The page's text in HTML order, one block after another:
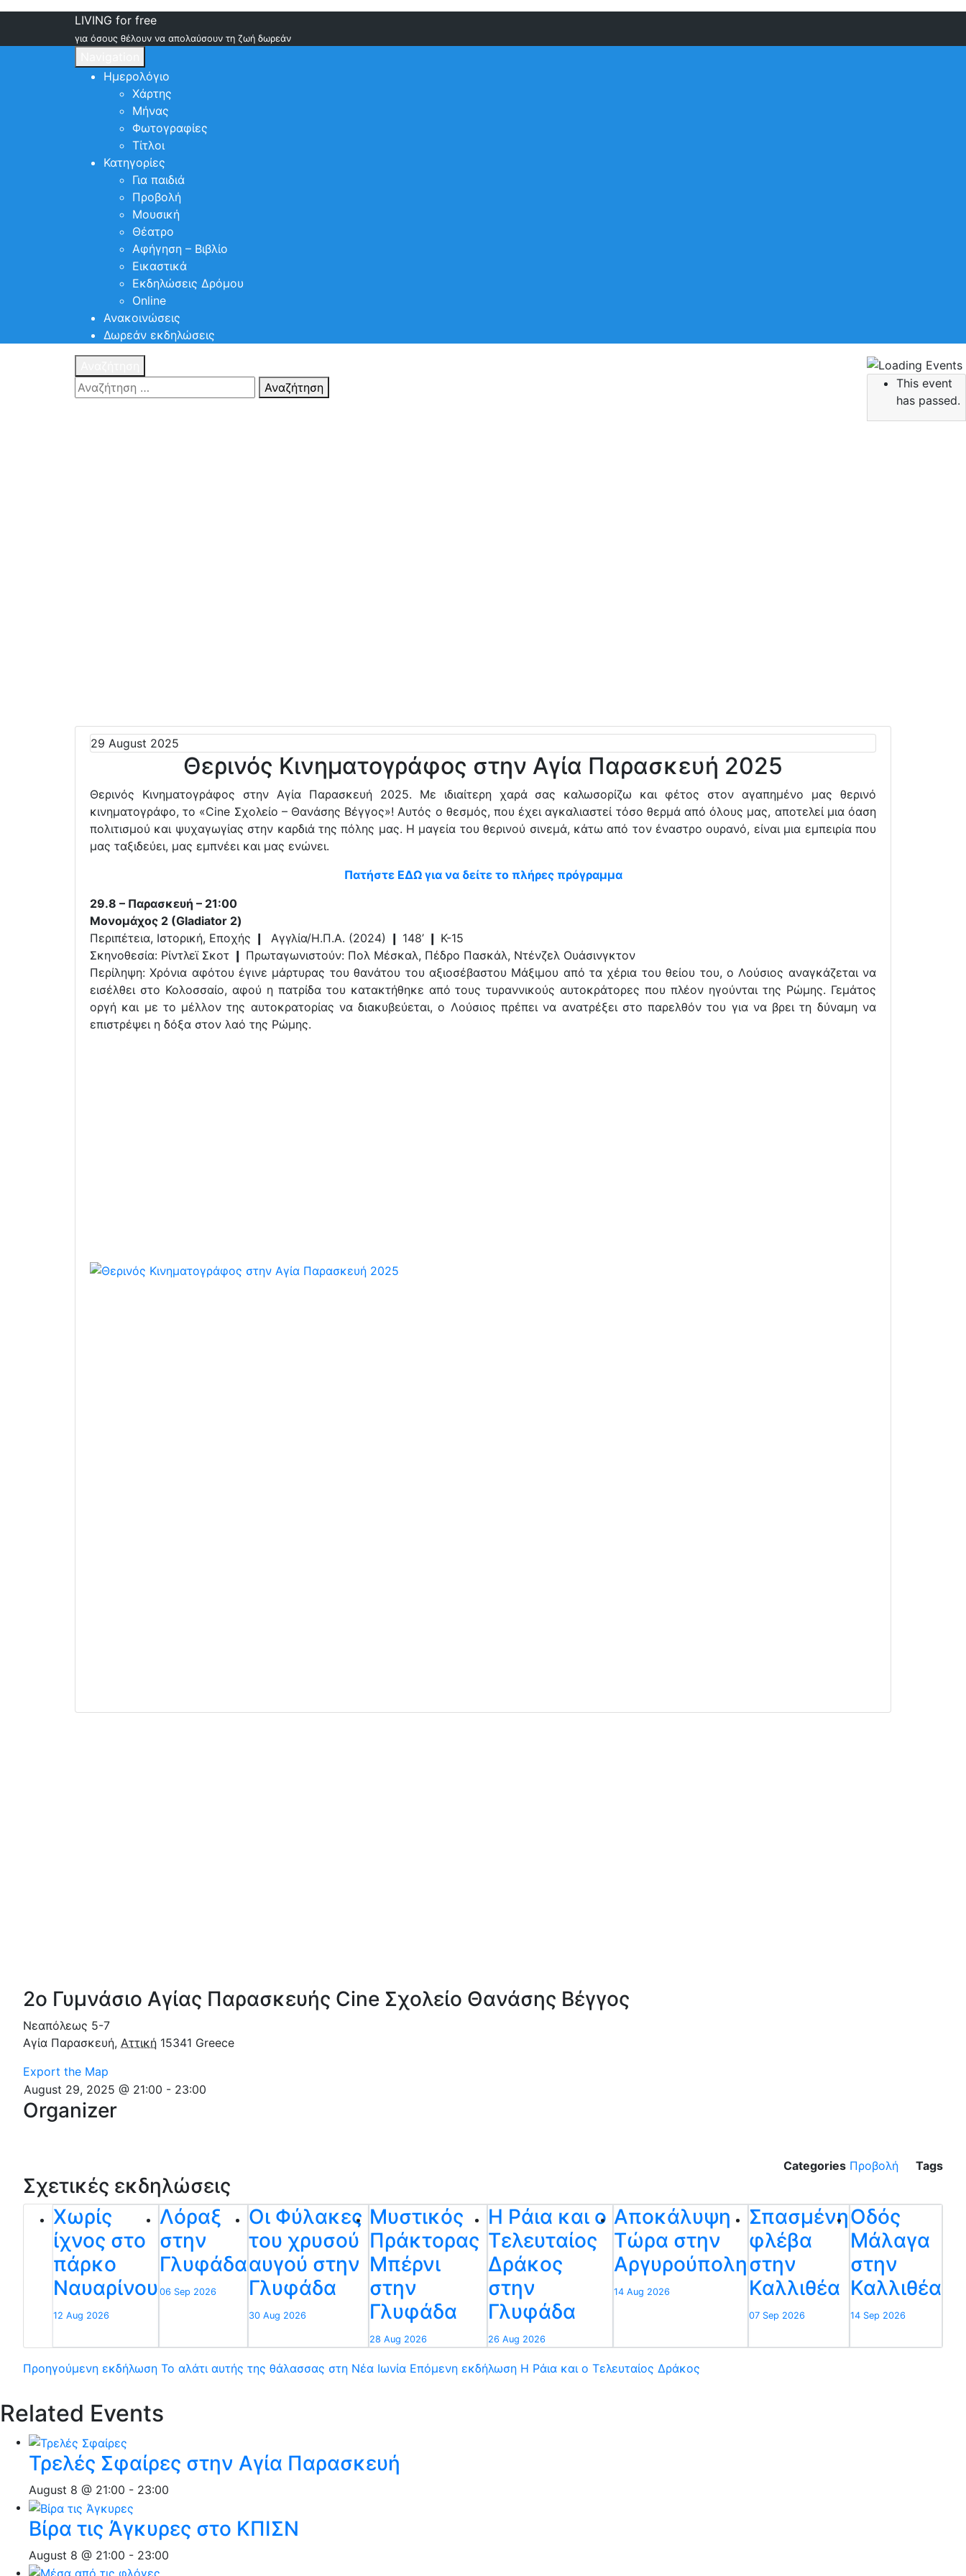
LIVING for free
για όσους θέλουν να απολαύσουν τη ζωή δωρεάν
Ημερολόγιο
Χάρτης
Μήνας
Φωτογραφίες
Τίτλοι
Κατηγορίες
Για παιδιά
Προβολή
Μουσική
Θέατρο
Αφήγηση – Βιβλίο
Εικαστικά
Εκδηλώσεις Δρόμου
Online
Ανακοινώσεις
Δωρεάν εκδηλώσεις
Αναζήτηση
This event
has passed.
29 August 2025
Θερινός Κινηματογράφος στην Αγία Παρασκευή 2025
Θερινός Κινηματογράφος στην Αγία Παρασκευή 2025. Με ιδιαίτερη χαρά σας καλωσορίζω και φέτος στον αγαπημένο μας θερινό
κινηματογράφο, το «Cine Σχολείο – Θανάσης Βέγγος»! Αυτός ο θεσμός, που έχει αγκαλιαστεί τόσο θερμά από όλους μας, αποτελεί μια όαση
πολιτισμού και ψυχαγωγίας στην καρδιά της πόλης μας. Η μαγεία του θερινού σινεμά, κάτω από τον έναστρο ουρανό, είναι μια εμπειρία που
μας ταξιδεύει, μας εμπνέει και μας ενώνει.
Πατήστε ΕΔΩ για να δείτε το πλήρες πρόγραμμα
29.8 – Παρασκευή – 21:00
Μονομάχος 2 (Gladiator 2)
Περιπέτεια, Ιστορική, Εποχής ❙ Αγγλία/Η.Π.Α. (2024) ❙ 148’ ❙ Κ-15
Σκηνοθεσία: Ρίντλεϊ Σκοτ ❙ Πρωταγωνιστούν: Πολ Μέσκαλ, Πέδρο Πασκάλ, Ντένζελ Ουάσινγκτον
Περίληψη: Χρόνια αφότου έγινε μάρτυρας του θανάτου του αξιοσέβαστου Μάξιμου από τα χέρια του θείου του, ο Λούσιος αναγκάζεται να
εισέλθει στο Κολοσσαίο, αφού η πατρίδα του κατακτήθηκε από τους τυραννικούς αυτοκράτορες που πλέον ηγούνται της Ρώμης. Γεμάτος
οργή και με το μέλλον της αυτοκρατορίας να διακυβεύεται, ο Λούσιος πρέπει να ανατρέξει στο παρελθόν του για να βρει τη δύναμη να
επιστρέψει η δόξα στον λαό της Ρώμης.
2ο Γυμνάσιο Αγίας Παρασκευής Cine Σχολείο Θανάσης Βέγγος
Νεαπόλεως 5-7
Αγία Παρασκευή, Αττική 15341 Greece
Export the Map
August 29, 2025 @ 21:00 - 23:00
Organizer
Categories Προβολή Tags
Σχετικές εκδηλώσεις
Χωρίς
ίχνος στο
πάρκο
Ναυαρίνου
12 Aug 2026
Λόραξ
στην
Γλυφάδα
06 Sep 2026
Οι Φύλακες
του χρυσού
αυγού στην
Γλυφάδα
30 Aug 2026
Μυστικός
Πράκτορας
Μπέρνι
στην
Γλυφάδα
28 Aug 2026
Η Ράια και ο
Τελευταίος
Δράκος
στην
Γλυφάδα
26 Aug 2026
Αποκάλυψη
Τώρα στην
Αργυρούπολη
14 Aug 2026
Σπασμένη
φλέβα
στην
Καλλιθέα
07 Sep 2026
Οδός
Μάλαγα
στην
Καλλιθέα
14 Sep 2026
Προηγούμενη εκδήλωση Το αλάτι αυτής της θάλασσας στη Νέα Ιωνία Επόμενη εκδήλωση Η Ράια και ο Τελευταίος Δράκος
Related Events
Τρελές Σφαίρες στην Αγία Παρασκευή
August 8 @ 21:00 - 23:00
Βίρα τις Άγκυρες στο ΚΠΙΣΝ
August 8 @ 21:00 - 23:00